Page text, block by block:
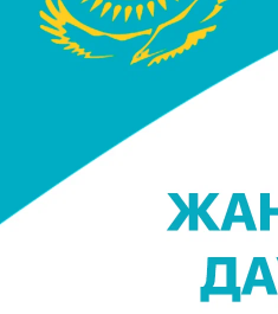
адамдардың
мол. Ал жасұнық –
уақыт салып
көбейеді де, адам
Карлсон.